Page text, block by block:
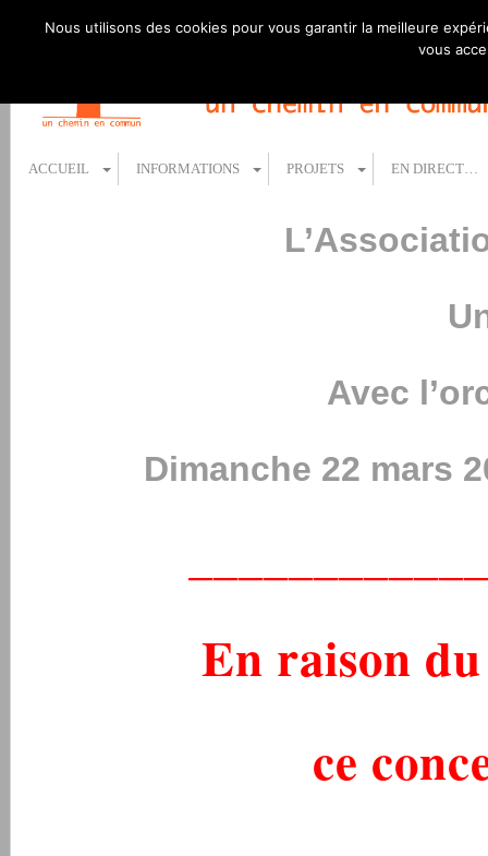
ACCUEIL INFORMATIONS PROJETS EN DIRECT…
Avec
Dimanche 22 mars
En raison
ce
Nous utilisons des cookies pour vous garantir la meilleure
vous